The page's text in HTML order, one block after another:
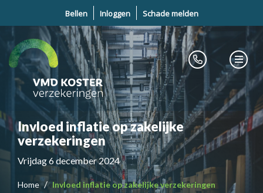
Bellen Inloggen Schade melden
Invloed inflatie op zakelijke
verzekeringen
Vrijdag 6 december 2024
Home Invloed inflatie op zakelijke verzekeringen